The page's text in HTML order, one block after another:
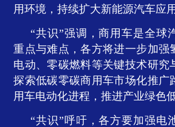
用环境，持续扩大新能源汽车应
“共识”强调，商用车是全球
重点与难点，各方将进一步加强
电动、零碳燃料等关键技术研究
探索低碳零碳商用车市场化推广
用车电动化进程，推进产业绿色
“共识”呼吁，各方要加强电